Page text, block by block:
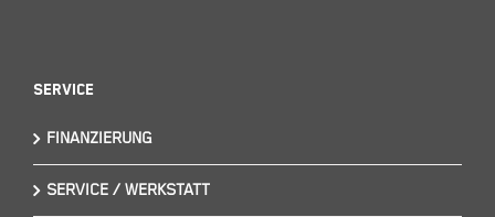
Service
FINANZIERUNG
SERVICE / WERKSTATT